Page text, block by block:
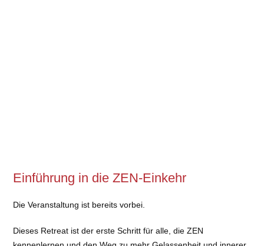
Einführung in die ZEN-Einkehr
Die Veranstaltung ist bereits vorbei.
Dieses Retreat ist der erste Schritt für alle, die ZEN